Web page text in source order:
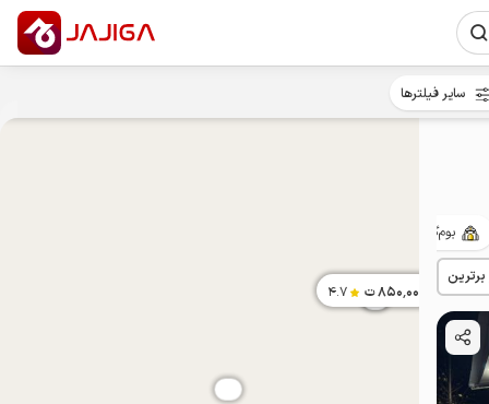
850٬000ت 4.7
بوم‌گردی
برترین
سایر فیلترها